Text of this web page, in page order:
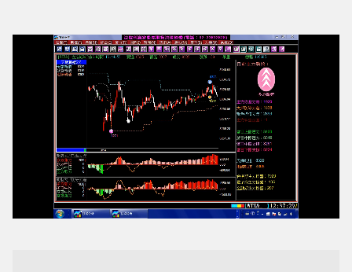
Loaded:
100.00%
Playback RateUnmute